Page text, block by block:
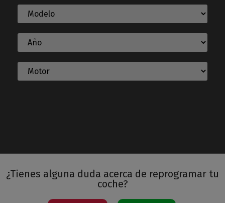
¿Tienes alguna duda acerca de reprogramar tu
coche?